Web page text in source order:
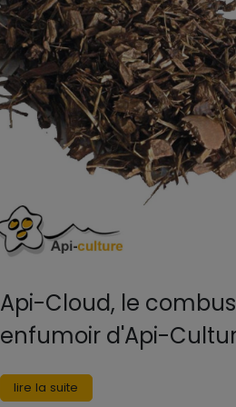
Api-Cloud, le
enfumoir d'Api-
lire la suite